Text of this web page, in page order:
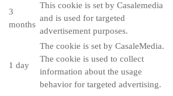
3
months
This cookie is set by Casalemedia
and is used for targeted
advertisement purposes.
1 day
The cookie is set by CasaleMedia.
The cookie is used to collect
information about the usage
behavior for targeted advertising.